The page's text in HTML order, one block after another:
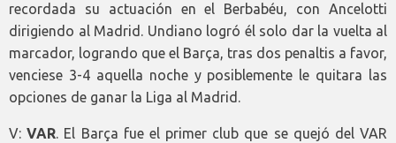
recordada su actuación en el Berbabéu, con Ancelotti
dirigiendo al Madrid. Undiano logró él solo dar la vuelta al
marcador, logrando que el Barça, tras dos penaltis a favor,
venciese 3-4 aquella noche y posiblemente le quitara las
opciones de ganar la Liga al Madrid.
V:VAR. El Barça fue el primer club que se quejó del VAR